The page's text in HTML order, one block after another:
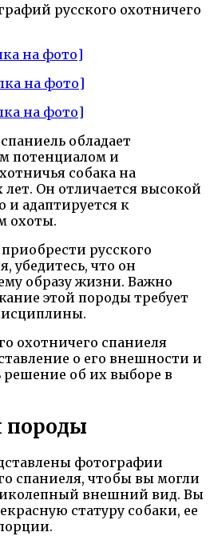
русского охотничего
на фото]
на фото]
на фото]
обладает
потенциалом и
собака на
Он отличается высокой
и адаптируется к
охоты.
русского
убедитесь, что он
образу жизни. Важно
этой породы требует
охотничего спаниеля
о его внешности и
об их выборе в
породы
фотографии
спаниеля, чтобы вы могли
внешний вид. Вы
статуру собаки, ее